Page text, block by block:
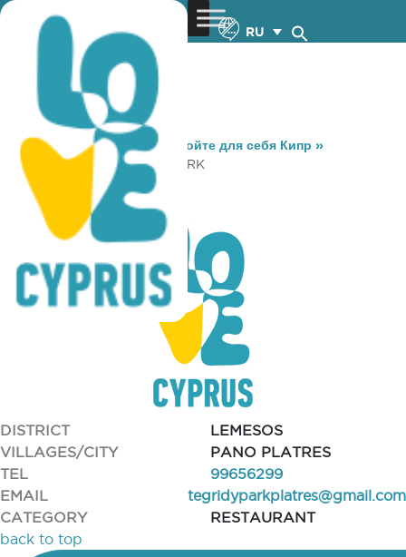
RU
You are here: Home »Откройте для себя Кипр »
Gastronomy
» TEGRIDY PARK
TEGRIDY PARK
DISTRICT
LEMESOS
VILLAGES/CITY
PANO PLATRES
TEL
99656299
EMAIL
tegridyparkplatres@gmail.com
CATEGORY
RESTAURANT
back to top